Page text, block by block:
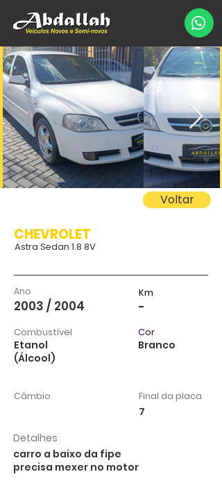
Voltar
CHEVROLET
Astra Sedan 1.8 8V
Ano
2003 / 2004
Combustível
Etanol
(Álcool)
Câmbio
Km
-
Cor
Branco
Final da placa
7
Detalhes
carro a baixo da fipe
precisa mexer no motor